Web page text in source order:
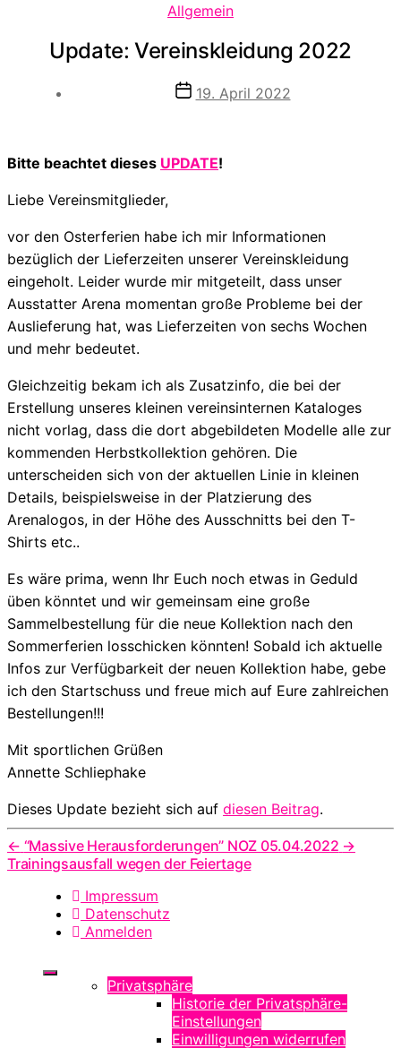
Kategorien
Allgemein
Update: Vereinskleidung 2022
Veröffentlichungsdatum
19. April 2022
Bitte beachtet dieses UPDATE!
Liebe Vereinsmitglieder,
vor den Osterferien habe ich mir Informationen
bezüglich der Lieferzeiten unserer Vereinskleidung
eingeholt. Leider wurde mir mitgeteilt, dass unser
Ausstatter Arena momentan große Probleme bei der
Auslieferung hat, was Lieferzeiten von sechs Wochen
und mehr bedeutet.
Gleichzeitig bekam ich als Zusatzinfo, die bei der
Erstellung unseres kleinen vereinsinternen Kataloges
nicht vorlag, dass die dort abgebildeten Modelle alle zur
kommenden Herbstkollektion gehören. Die
unterscheiden sich von der aktuellen Linie in kleinen
Details, beispielsweise in der Platzierung des
Arenalogos, in der Höhe des Ausschnitts bei den T-
Shirts etc..
Es wäre prima, wenn Ihr Euch noch etwas in Geduld
üben könntet und wir gemeinsam eine große
Sammelbestellung für die neue Kollektion nach den
Sommerferien losschicken könnten! Sobald ich aktuelle
Infos zur Verfügbarkeit der neuen Kollektion habe, gebe
ich den Startschuss und freue mich auf Eure zahlreichen
Bestellungen!!!
Mit sportlichen Grüßen
Annette Schliephake
Dieses Update bezieht sich auf diesen Beitrag.
← “Massive Herausforderungen” NOZ 05.04.2022 →
Trainingsausfall wegen der Feiertage
Impressum
Datenschutz
Anmelden
Privatsphäre
Historie der Privatsphäre-
Einstellungen
Einwilligungen widerrufen